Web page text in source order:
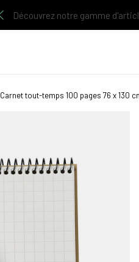
Découvrez notre gamme
Carnet tout-temps 100 pages 76 x 130